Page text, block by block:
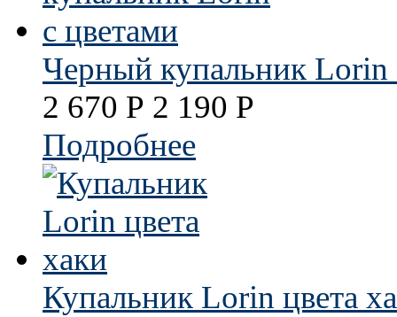
Черный купальник Lorin
2 670 Р 2 190 Р
Подробнее
Купальник Lorin цвета